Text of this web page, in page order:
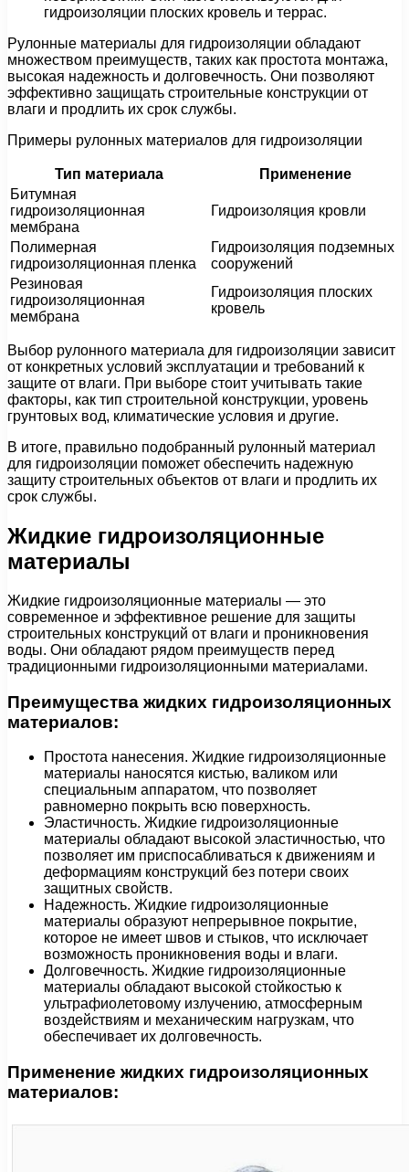
гидроизоляции плоских кровель и террас.
Рулонные материалы для гидроизоляции обладают
множеством преимуществ, таких как простота монтажа,
высокая надежность и долговечность. Они позволяют
эффективно защищать строительные конструкции от
влаги и продлить их срок службы.
Примеры рулонных материалов для гидроизоляции
Тип материала
Применение
Битумная
гидроизоляционная
мембрана
Гидроизоляция кровли
Полимерная
гидроизоляционная пленка
Гидроизоляция подземных
сооружений
Резиновая
гидроизоляционная
мембрана
Гидроизоляция плоских
кровель
Выбор рулонного материала для гидроизоляции зависит
от конкретных условий эксплуатации и требований к
защите от влаги. При выборе стоит учитывать такие
факторы, как тип строительной конструкции, уровень
грунтовых вод, климатические условия и другие.
В итоге, правильно подобранный рулонный материал
для гидроизоляции поможет обеспечить надежную
защиту строительных объектов от влаги и продлить их
срок службы.
Жидкие гидроизоляционные
материалы
Жидкие гидроизоляционные материалы — это
современное и эффективное решение для защиты
строительных конструкций от влаги и проникновения
воды. Они обладают рядом преимуществ перед
традиционными гидроизоляционными материалами.
Преимущества жидких гидроизоляционных
материалов:
Простота нанесения. Жидкие гидроизоляционные
материалы наносятся кистью, валиком или
специальным аппаратом, что позволяет
равномерно покрыть всю поверхность.
Эластичность. Жидкие гидроизоляционные
материалы обладают высокой эластичностью, что
позволяет им приспосабливаться к движениям и
деформациям конструкций без потери своих
защитных свойств.
Надежность. Жидкие гидроизоляционные
материалы образуют непрерывное покрытие,
которое не имеет швов и стыков, что исключает
возможность проникновения воды и влаги.
Долговечность. Жидкие гидроизоляционные
материалы обладают высокой стойкостью к
ультрафиолетовому излучению, атмосферным
воздействиям и механическим нагрузкам, что
обеспечивает их долговечность.
Применение жидких гидроизоляционных
материалов: